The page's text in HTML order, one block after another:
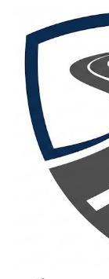
Skip
content